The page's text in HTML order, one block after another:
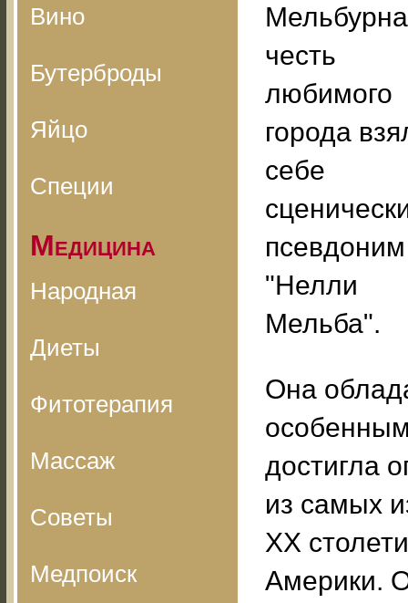
Вино
Бутерброды
Яйцо
Специи
Медицина
Народная
Диеты
Фитотерапия
Массаж
Советы
Медпоиск
честь
любимого
города
себе
псевдоним
"Нелли
Мельба".
Она
достигла
из самых
ХХ
Америки.